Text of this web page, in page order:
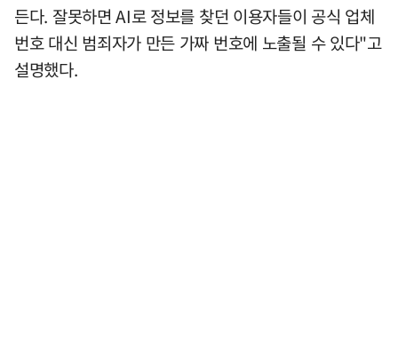
든다. 잘못하면 AI로 정보를 찾던 이용자들이 공식 업체
번호 대신 범죄자가 만든 가짜 번호에 노출될 수 있다"고
설명했다.